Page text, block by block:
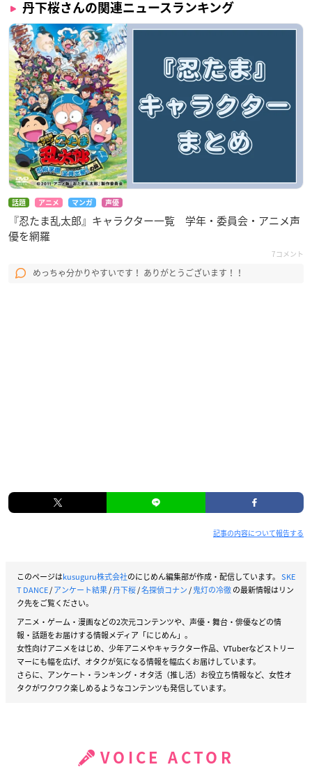
丹下桜さんの関連ニュースランキング
話題 アニメ マンガ 声優
『忍たま乱太郎』キャラクター一覧 学年・委員会・アニメ声
優を網羅
7コメント
めっちゃ分かりやすいです！ ありがとうございます！！
記事の内容について報告する
このページはkusuguru株式会社のにじめん編集部が作成・配信しています。 SKE
T DANCE/アンケート結果/丹下桜/名探偵コナン/鬼灯の冷徹の最新情報はリン
ク先をご覧ください。
アニメ・ゲーム・漫画などの2次元コンテンツや、声優・舞台・俳優などの情
報・話題をお届けする情報メディア「にじめん」。
女性向けアニメをはじめ、少年アニメやキャラクター作品、VTuberなどストリー
マーにも幅を広げ、オタクが気になる情報を幅広くお届けしています。
さらに、アンケート・ランキング・オタ活（推し活）お役立ち情報など、女性オ
タクがワクワク楽しめるようなコンテンツも発信しています。
VOICE ACTOR